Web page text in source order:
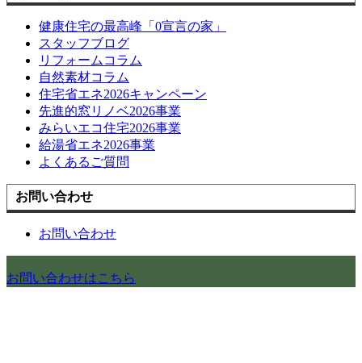
健康住宅の最高峰「0宣言の家」
スタッフブログ
リフォームコラム
自然素材コラム
住宅省エネ2026キャンペーン
先進的窓リノベ2026事業
みらいエコ住宅2026事業
給湯省エネ2026事業
よくあるご質問
お問い合わせ
お問い合わせ
お問い合わせはこちら